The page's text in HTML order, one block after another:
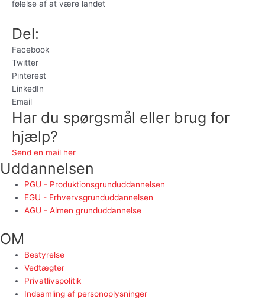
følelse af at være landet
Del:
Facebook
Twitter
Pinterest
LinkedIn
Email
Har du spørgsmål eller brug for
hjælp?
Send en mail her
Uddannelsen
PGU - Produktionsgrunduddannelsen
EGU - Erhvervsgrunduddannelsen
AGU - Almen grunduddannelse
OM
Bestyrelse
Vedtægter
Privatlivspolitik
Indsamling af personoplysninger